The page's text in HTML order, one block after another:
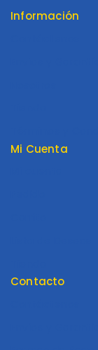
Información
Mi Cuenta
Contacto